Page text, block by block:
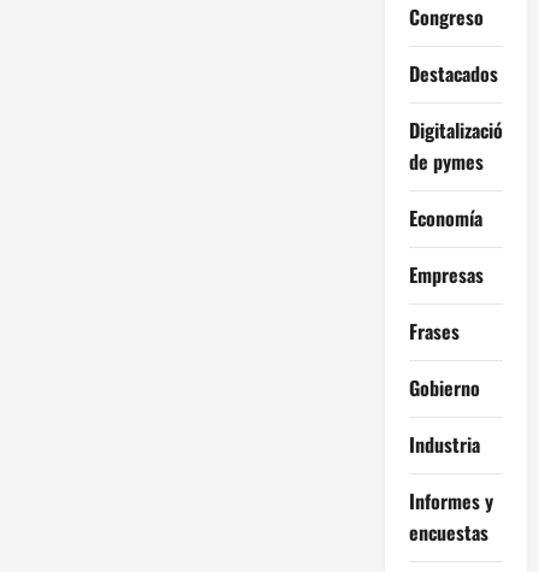
Congreso
Destacados
Digitalización
de pymes
Economía
Empresas
Frases
Gobierno
Industria
Informes y
encuestas